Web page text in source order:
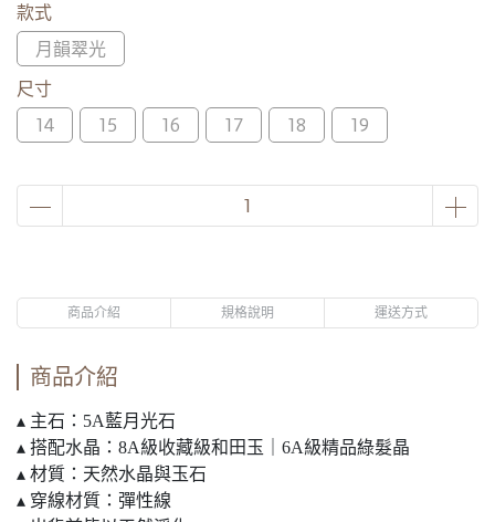
款式
月韻翠光
尺寸
14
15 16 17 18 19
商品介紹 規格說明 運送方式
商品介紹
▴ 主石：5A藍月光石
▴ 搭配水晶：8A級收藏級和田玉｜6A級精品綠髮晶
▴ 材質：天然水晶與玉石
▴ 穿線材質：彈性線